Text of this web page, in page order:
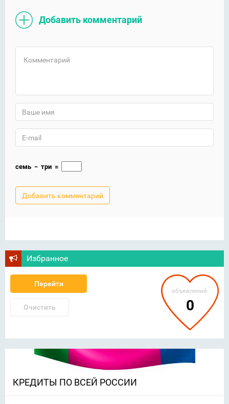
Добавить комментарий
семь − три =
Избранное
Перейти
Очистить
объявлений:
0
КРЕДИТЫ ПО ВСЕЙ РОССИИ